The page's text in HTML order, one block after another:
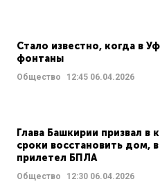
Стало известно, когда в
фонтаны
Общество 12:45 06.04.2026
Глава Башкирии призвал в
сроки восстановить дом,
прилетел БПЛА
Общество 12:30 06.04.2026